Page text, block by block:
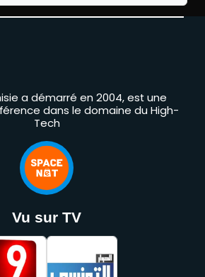
a démarré en 2004, est une
dans le domaine du High-
Tech
Vu sur TV